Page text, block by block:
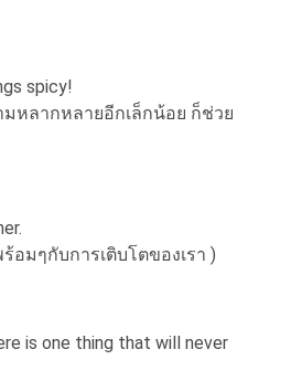
spicy!
หลากหลายอีกเล็กน้อย ก็ช่วย
มๆกับการเติบโตของเรา )
is one thing that will never